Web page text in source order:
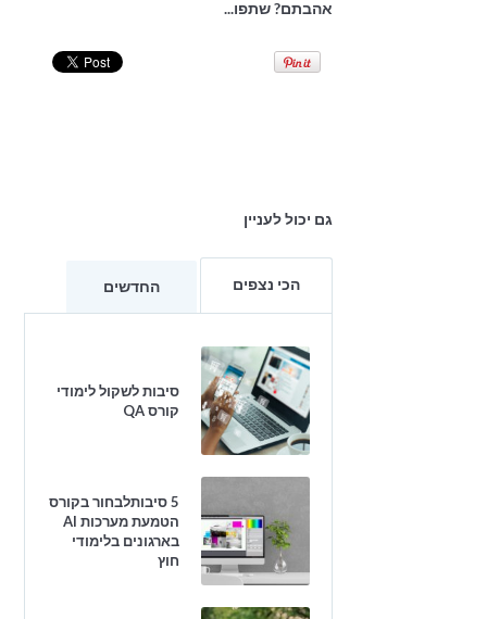
אהבתם? שתפו...
גם יכול לעניין
הכי נצפים החדשים
סיבות לשקול לימודי
קורס QA
5 סיבותלבחור בקורס
הטמעת מערכות AI
בארגונים בלימודי
חוץ